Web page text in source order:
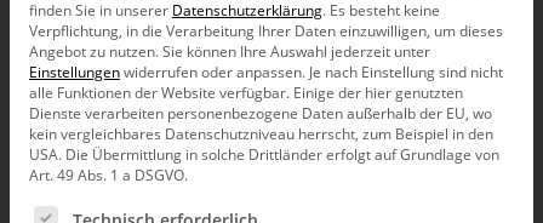
Produkt
finden Sie in unserer Datenschutzerklärung. Es besteht keine
Verpflichtung, in die Verarbeitung Ihrer Daten einzuwilligen, um dieses
Angebot zu nutzen.Sie können Ihre Auswahl jederzeit unter
Einstellungenwiderrufen oder anpassen. Je nach Einstellung sind nicht
alle Funktionen der Website verfügbar. Einige der hier genutzten
Dienste verarbeiten personenbezogene Daten außerhalb der EU, wo
kein vergleichbares Datenschutzniveau herrscht, zum Beispiel in den
USA. Die Übermittlung in solche Drittländer erfolgt auf Grundlage von
Art. 49 Abs. 1 a DSGVO.
Es folgt eine Liste der Service-Gruppen, für die eine